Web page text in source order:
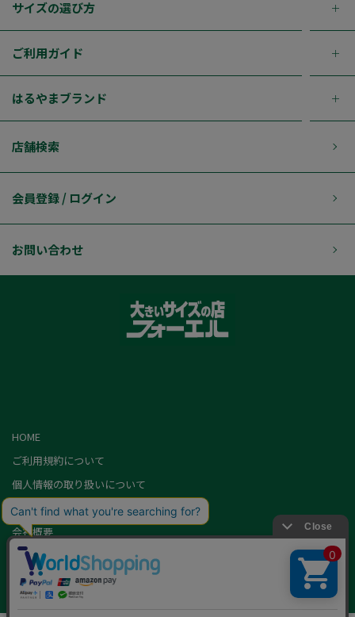
サイズの選び方
ご利用ガイド
はるやまブランド
店舗検索
会員登録 / ログイン
お問い合わせ
HOME
ご利用規約について
個人情報の取り扱いについて
特定商取引に基づく表記
会社概要
カード会員（情報変更/ポイント照会）
お問い合わせ